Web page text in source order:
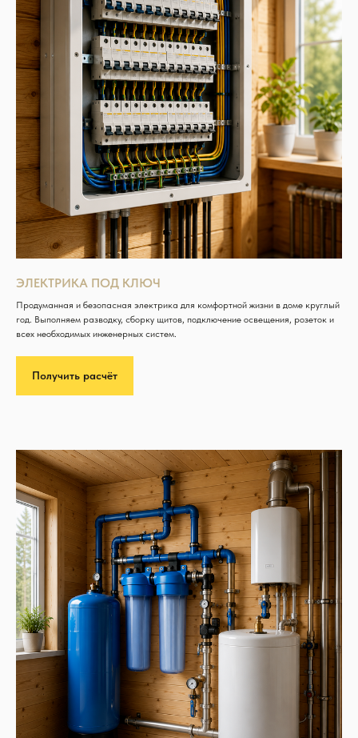
ЭЛЕКТРИКА ПОД КЛЮЧ
Продуманная и безопасная электрика для комфортной жизни в доме круглый
год. Выполняем разводку, сборку щитов, подключение освещения, розеток и
всех необходимых инженерных систем.
Получить расчёт